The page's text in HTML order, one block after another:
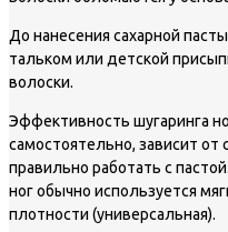
До нанесения сахарной
тальком или детской
волоски.
Эффективность шугаринга
самостоятельно, зависит
правильно работать с
ног обычно используется
плотности (универсальная).